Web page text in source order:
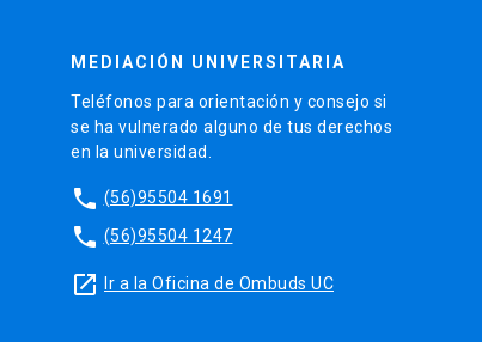
MEDIACIÓN UNIVERSITARIA
Teléfonos para orientación y consejo si
se ha vulnerado alguno de tus derechos
en la universidad.
phone (56)95504 1691
phone (56)95504 1247
launch Ir a la Oficina de Ombuds UC